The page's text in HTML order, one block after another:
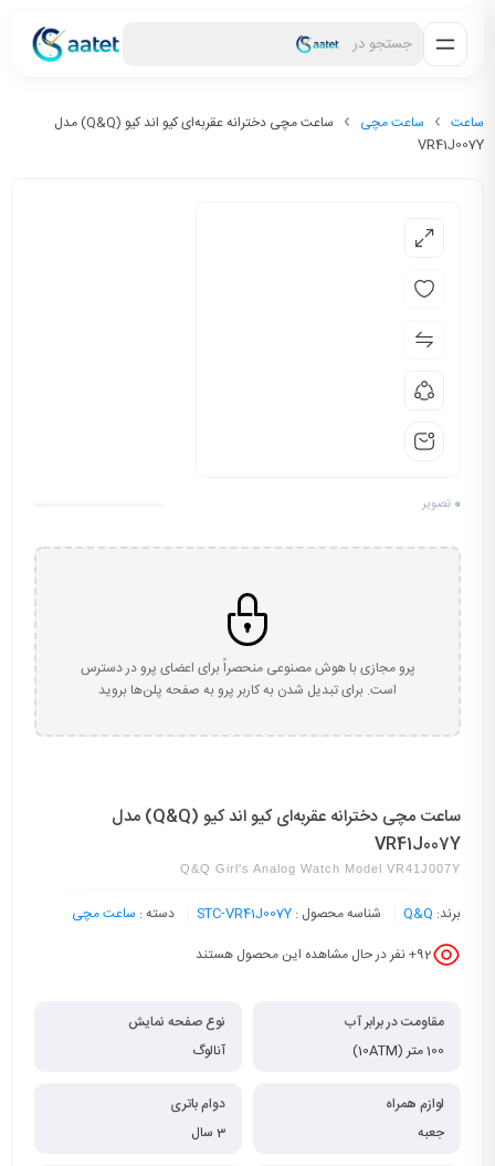
جستجو در
ساعت ساعت مچی
ساعت مچی دخترانه عقربه‌ای کیو اند کیو (Q&Q) مدل
VR41J007Y
0 تصویر
پرو مجازی با هوش مصنوعی منحصراً برای اعضای پرو در دسترس
است. برای تبدیل شدن به کاربر پرو به صفحه پلن‌ها بروید
ساعت مچی دخترانه عقربه‌ای کیو اند کیو (Q&Q) مدل
VR41J007Y
Q&Q Girl's Analog Watch Model VR41J007Y
برند: Q&Q شناسه محصول : STC-VR41J007Y دسته : ساعت مچی
92+ نفر در حال مشاهده این محصول هستند
مقاومت در برابر آب
100 متر (10ATM)
نوع صفحه نمایش
آنالوگ
لوازم همراه
جعبه
دوام باتری
3 سال